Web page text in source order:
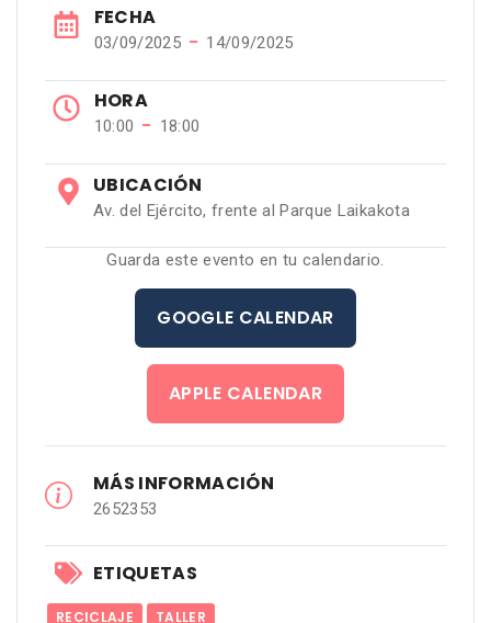
FECHA
03/09/2025 − 14/09/2025
HORA
10:00 − 18:00
UBICACIÓN
Av. del Ejército, frente al Parque Laikakota
Guarda este evento en tu calendario.
GOOGLE CALENDAR
APPLE CALENDAR
MÁS INFORMACIÓN
2652353
ETIQUETAS
RECICLAJE TALLER